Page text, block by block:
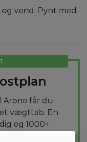
vend. Pynt med
Arono får du
vægttab. En
og 1000+